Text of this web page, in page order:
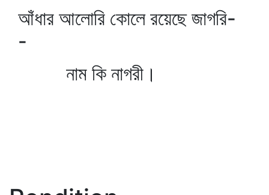
আঁধার আলোরি কোলে রয়েছে জাগরি-
-
নাম কি নাগরী।